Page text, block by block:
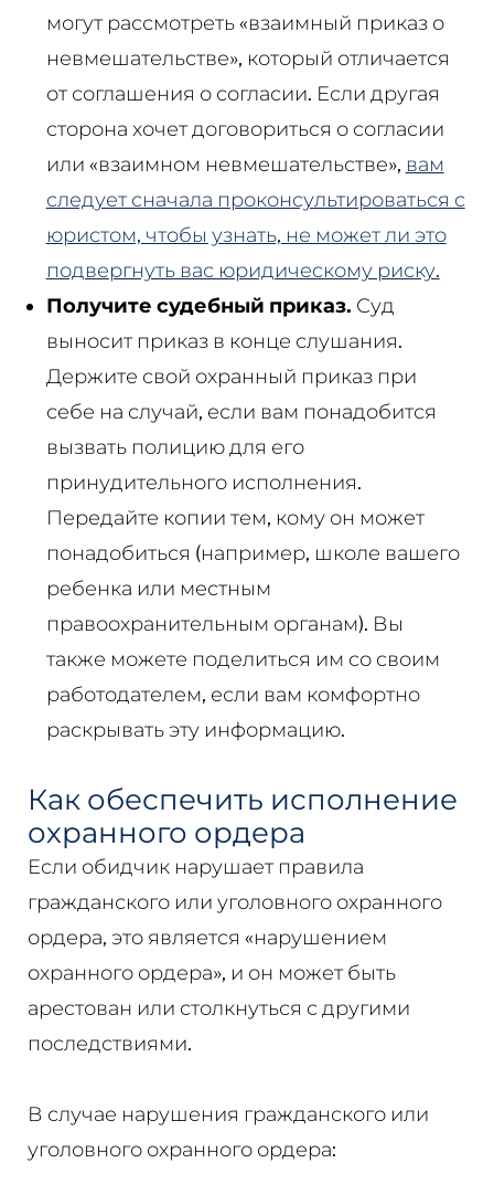
могут рассмотреть «взаимный приказ о
невмешательстве», который отличается
от соглашения о согласии. Если другая
сторона хочет договориться о согласии
или «взаимном невмешательстве», вам
следует сначала проконсультироваться с
юристом, чтобы узнать, не может ли это
подвергнуть вас юридическому риску.
Получите судебный приказ. Суд
выносит приказ в конце слушания.
Держите свой охранный приказ при
себе на случай, если вам понадобится
вызвать полицию для его
принудительного исполнения.
Передайте копии тем, кому он может
понадобиться (например, школе вашего
ребенка или местным
правоохранительным органам). Вы
также можете поделиться им со своим
работодателем, если вам комфортно
раскрывать эту информацию.
Как обеспечить исполнение
охранного ордера
Если обидчик нарушает правила
гражданского или уголовного охранного
ордера, это является «нарушением
охранного ордера», и он может быть
арестован или столкнуться с другими
последствиями.
В случае нарушения гражданского или
уголовного охранного ордера: